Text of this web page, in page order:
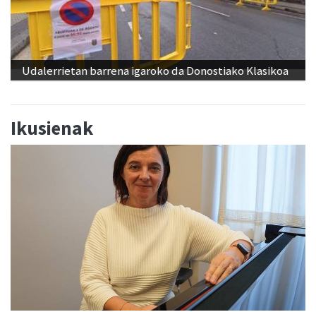
Udalerrietan barrena igaroko da Donostiako Klasikoa
Ikusienak